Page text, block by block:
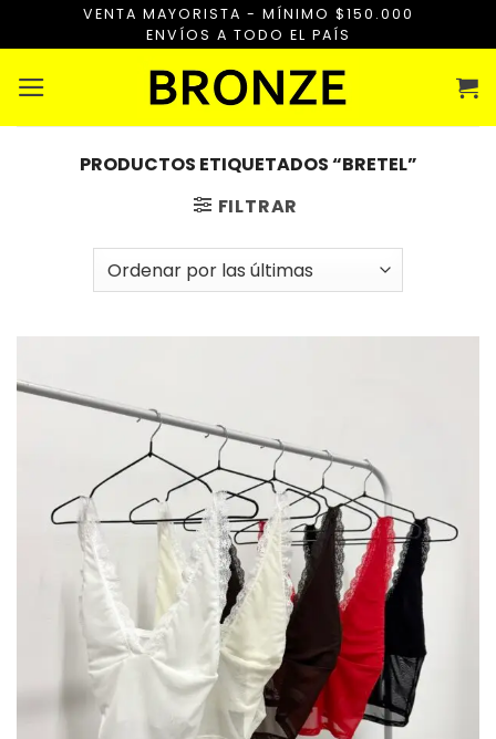
VENTA MAYORISTA - MÍNIMO $150.000
ENVÍOS A TODO EL PAÍS
PRODUCTOS ETIQUETADOS “BRETEL”
FILTRAR